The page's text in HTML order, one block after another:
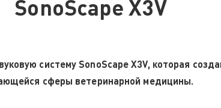
SonoScape Х3V
систему SonoScape Х3V, которая
сферы ветеринарной медицины.